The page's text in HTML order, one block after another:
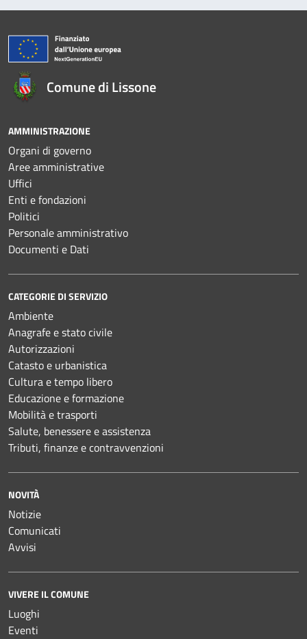
Comune di Lissone
AMMINISTRAZIONE
Organi di governo
Aree amministrative
Uffici
Enti e fondazioni
Politici
Personale amministrativo
Documenti e Dati
CATEGORIE DI SERVIZIO
Ambiente
Anagrafe e stato civile
Autorizzazioni
Catasto e urbanistica
Cultura e tempo libero
Educazione e formazione
Mobilità e trasporti
Salute, benessere e assistenza
Tributi, finanze e contravvenzioni
NOVITÀ
Notizie
Comunicati
Avvisi
VIVERE IL COMUNE
Luoghi
Eventi